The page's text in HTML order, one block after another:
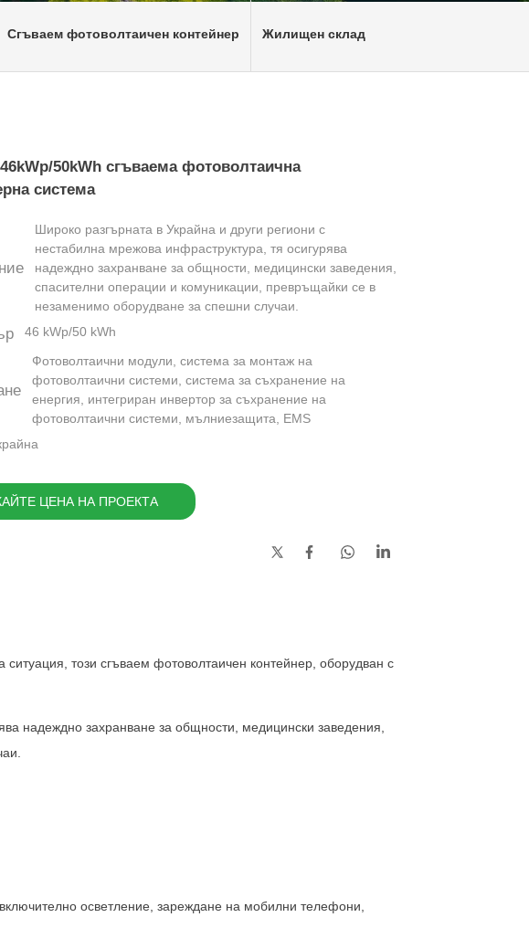
Сгъваем фотоволтаичен контейнер Жилищен склад
50kWh сгъваема фотоволтаична
система
Широко разгърната в Украйна и други региони с
нестабилна мрежова инфраструктура, тя осигурява
надеждно захранване за общности, медицински заведения,
спасителни операции и комуникации, превръщайки се в
незаменимо оборудване за спешни случаи.
46 kWp/50 kWh
Фотоволтаични модули, система за монтаж на
фотоволтаични системи, система за съхранение на
енергия, интегриран инвертор за съхранение на
фотоволтаични системи, мълниезащита, EMS
ЦЕНА НА ПРОЕКТА
този сгъваем фотоволтаичен контейнер, оборудван с
надеждно захранване за общности, медицински заведения,
осветление, зареждане на мобилни телефони,